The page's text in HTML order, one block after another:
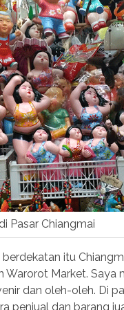
Pasar Chiangmai
itu
Warorot Market. Saya
dan oleh-oleh. Di
penjual dan barang